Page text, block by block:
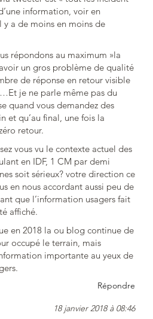
information, voir en
y a de moins en moins de
répondons au maximum »la
un gros problème de qualité
de réponse en retour visible
je ne parle même pas du
quand vous demandez des
et qu’au final, une fois la
retour.
vous vu le contexte actuel des
en IDF, 1 CM par demi
soit sérieux? votre direction ce
en nous accordant aussi peu de
que l’information usagers fait
affiché.
en 2018 la ou blog continue de
occupé le terrain, mais
importante au yeux de
Répondre
18 janvier 2018 à 08:46